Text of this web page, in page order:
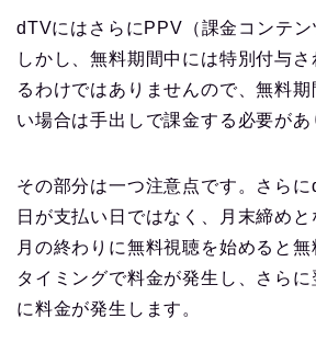
dTVにはさらにPPV（課金コンテン
しかし、無料期間中には特別付与
るわけではありませんので、無料
い場合は手出しで課金する必要があ
その部分は一つ注意点です。さら
日が支払い日ではなく、月末締めと
月の終わりに無料視聴を始めると
タイミングで料金が発生し、さら
に料金が発生します。